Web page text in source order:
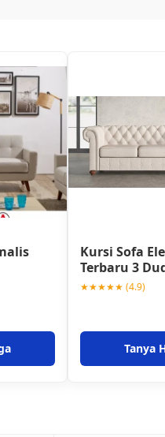
Kursi Sofa
Terbaru 3
★★★★★ (4.9)
Tanya